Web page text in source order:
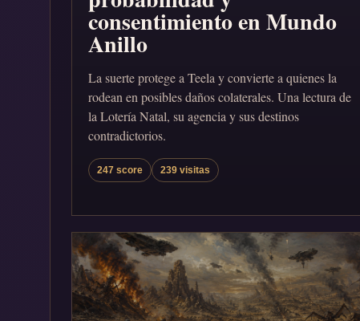
consentimiento en Mundo
Anillo
La suerte protege a Teela y convierte a quienes la
rodean en posibles daños colaterales. Una lectura de
la Lotería Natal, su agencia y sus destinos
contradictorios.
247 score 239 visitas